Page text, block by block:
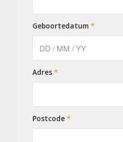
Geboortedatum *
Adres *
Postcode *